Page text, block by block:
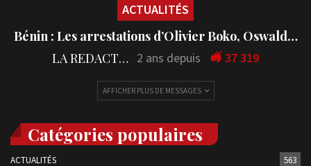
ACTUALITÉS
Bénin : Les arrestations d’Olivier Boko, Oswald…
LA REDACTION 2 ans depuis 37 319
AFFICHER PLUS DE MESSAGES
Catégories populaires
ACTUALITÉS 563